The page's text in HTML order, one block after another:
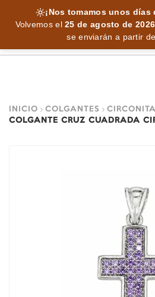
¡Nos tomamos unos días
Volvemos el25 de agosto de 2026
se enviarán a partir
INICIO COLGANTES
CIRCONITA
COLGANTE CRUZ CUADRADA